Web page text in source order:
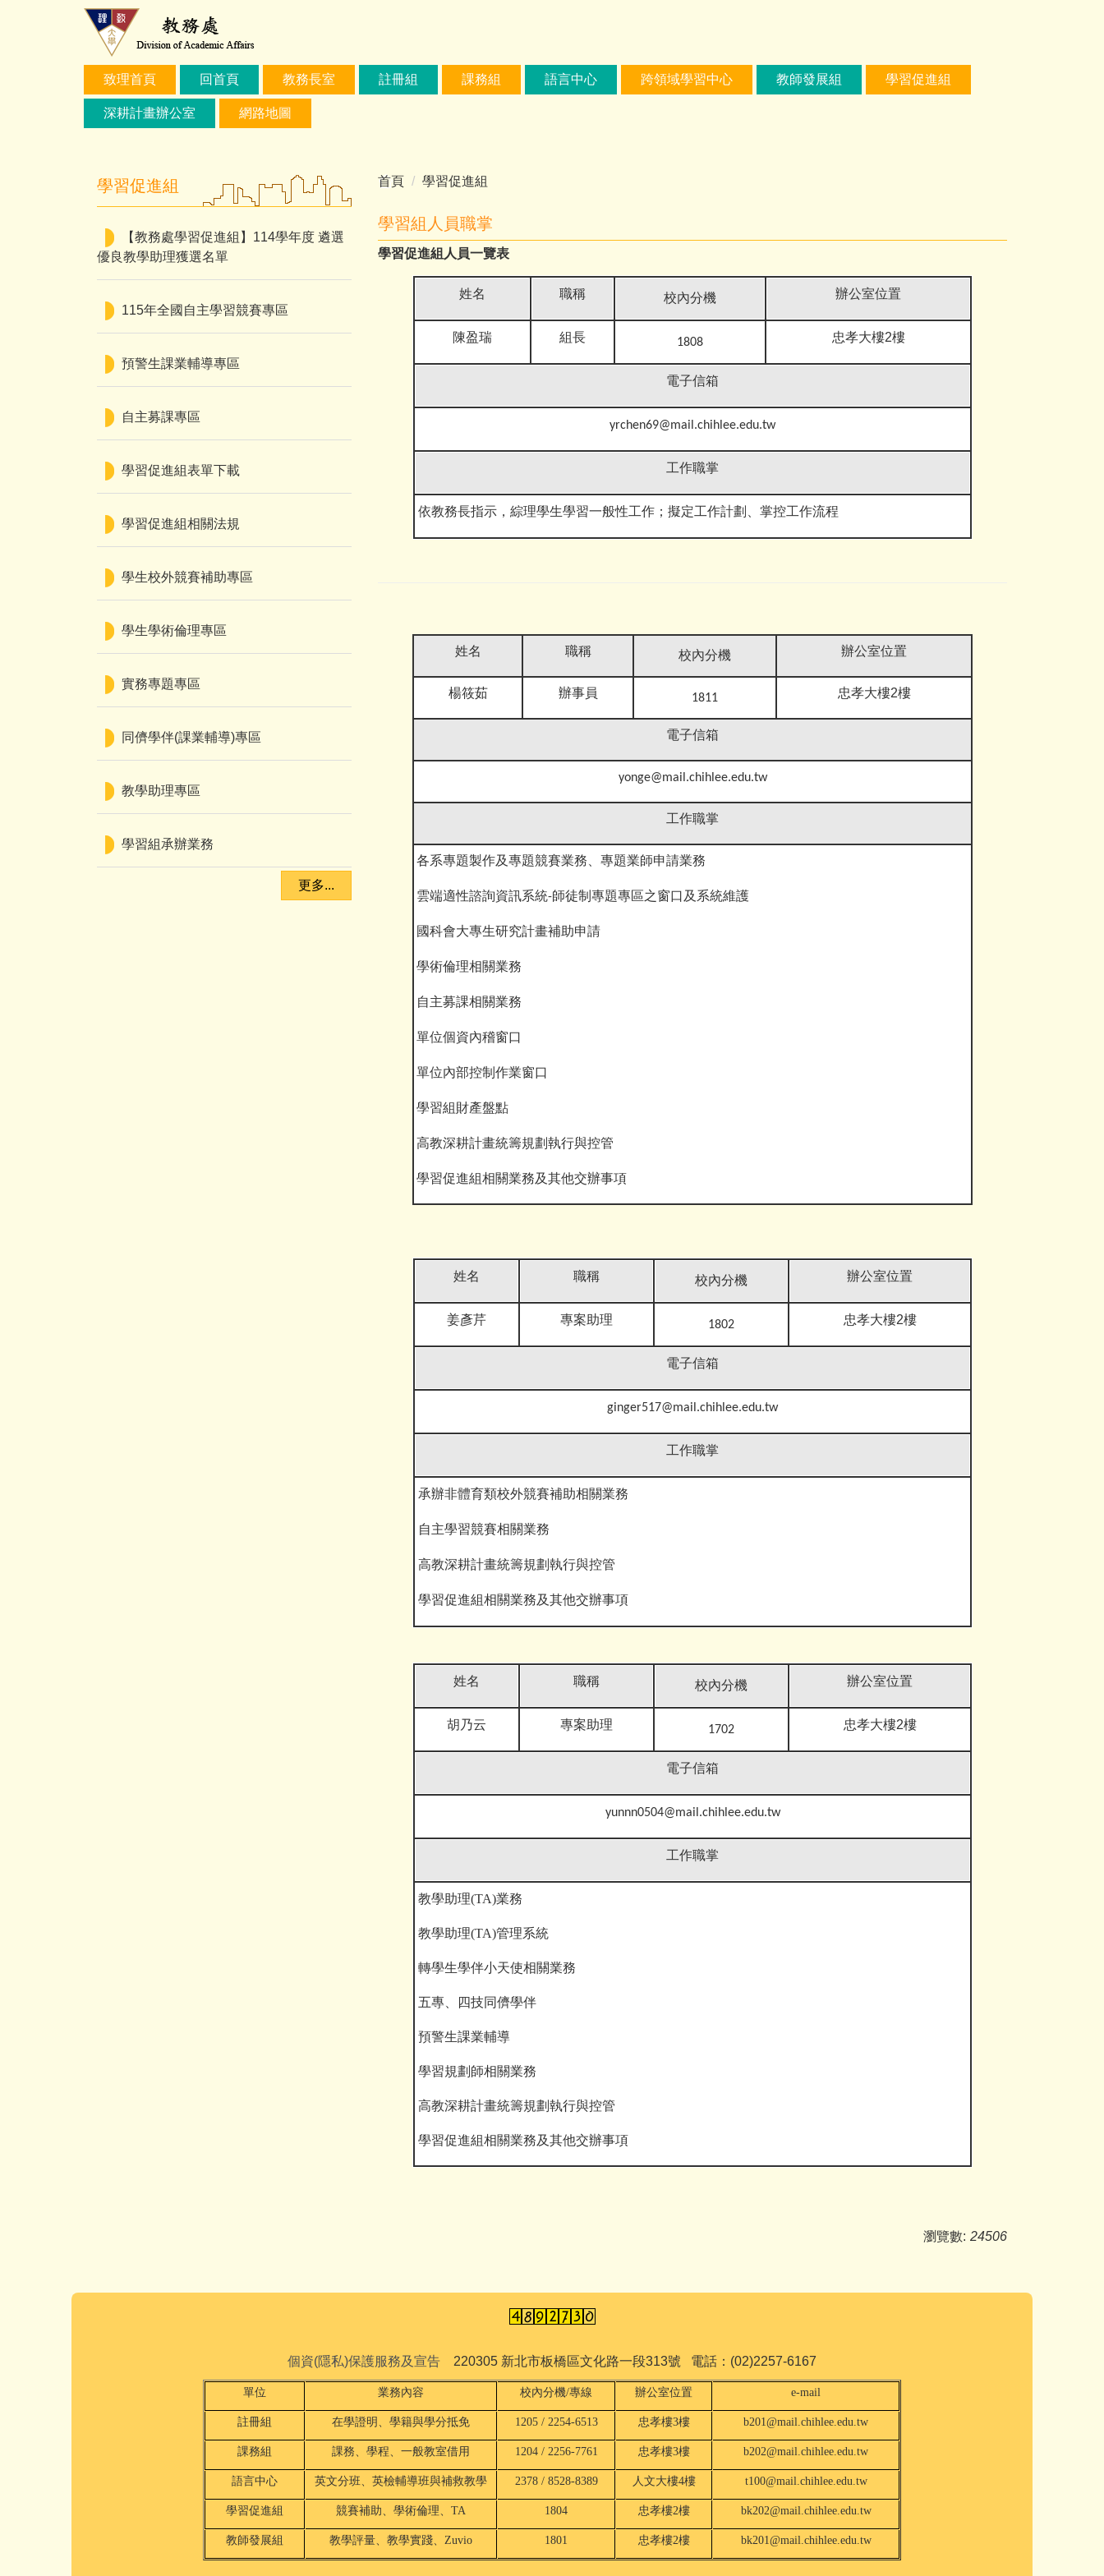
致理首頁 回首頁 教務長室 註冊組 課務組 語言中心 跨領域學習中心 教師發展組 學習促進組
深耕計畫辦公室 網路地圖
學習促進組
【教務處學習促進組】114學年度 遴選
優良教學助理獲選名單
115年全國自主學習競賽專區
預警生課業輔導專區
自主募課專區
學習促進組表單下載
學習促進組相關法規
學生校外競賽補助專區
學生學術倫理專區
實務專題專區
同儕學伴(課業輔導)專區
教學助理專區
學習組承辦業務
更多...
首頁 學習促進組
學習組人員職掌
學習促進組人員一覽表
姓名 職稱 校內分機 辦公室位置
陳盈瑞 組長 1808 忠孝大樓2樓
電子信箱
yrchen69@mail.chihlee.edu.tw
工作職掌
依教務長指示，綜理學生學習一般性工作；擬定工作計劃、掌控工作流程
姓名 職稱 校內分機 辦公室位置
楊筱茹 辦事員 1811 忠孝大樓2樓
電子信箱
yonge@mail.chihlee.edu.tw
工作職掌
各系專題製作及專題競賽業務、專題業師申請業務
雲端適性諮詢資訊系統-師徒制專題專區之窗口及系統維護
國科會大專生研究計畫補助申請
學術倫理相關業務
自主募課相關業務
單位個資內稽窗口
單位內部控制作業窗口
學習組財產盤點
高教深耕計畫統籌規劃執行與控管
學習促進組相關業務及其他交辦事項
姓名 職稱 校內分機 辦公室位置
姜彥芹 專案助理 1802 忠孝大樓2樓
電子信箱
ginger517@mail.chihlee.edu.tw
工作職掌
承辦非體育類校外競賽補助相關業務
自主學習競賽相關業務
高教深耕計畫統籌規劃執行與控管
學習促進組相關業務及其他交辦事項
姓名 職稱 校內分機 辦公室位置
胡乃云 專案助理 1702 忠孝大樓2樓
電子信箱
yunnn0504@mail.chihlee.edu.tw
工作職掌
教學助理(TA)業務
教學助理(TA)管理系統
轉學生學伴小天使相關業務
五專、四技同儕學伴
預警生課業輔導
學習規劃師相關業務
高教深耕計畫統籌規劃執行與控管
學習促進組相關業務及其他交辦事項
瀏覽數: 24506
個資(隱私)保護服務及宣告 220305 新北市板橋區文化路一段313號 電話：(02)2257-6167
單位 業務內容 校內分機/專線 辦公室位置 e-mail
註冊組 在學證明、學籍與學分抵免 1205 / 2254-6513 忠孝樓3樓 b201@mail.chihlee.edu.tw
課務組 課務、學程、一般教室借用 1204 / 2256-7761 忠孝樓3樓 b202@mail.chihlee.edu.tw
語言中心 英文分班、英檢輔導班與補救教學 2378 / 8528-8389 人文大樓4樓 t100@mail.chihlee.edu.tw
學習促進組 競賽補助、學術倫理、TA 1804 忠孝樓2樓 bk202@mail.chihlee.edu.tw
教師發展組 教學評量、教學實踐、Zuvio 1801 忠孝樓2樓 bk201@mail.chihlee.edu.tw